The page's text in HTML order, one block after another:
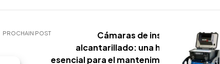
PROCHAIN POST
Cámaras de inspección de
alcantarillado: una herramienta
esencial para el mantenimiento de las